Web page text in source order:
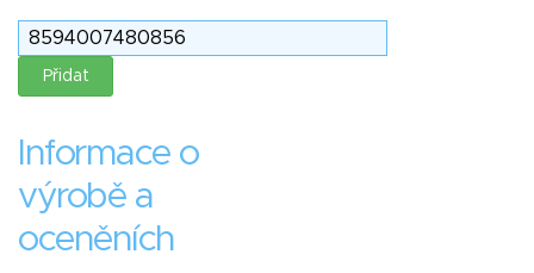
Informace o
výrobě a
oceněních